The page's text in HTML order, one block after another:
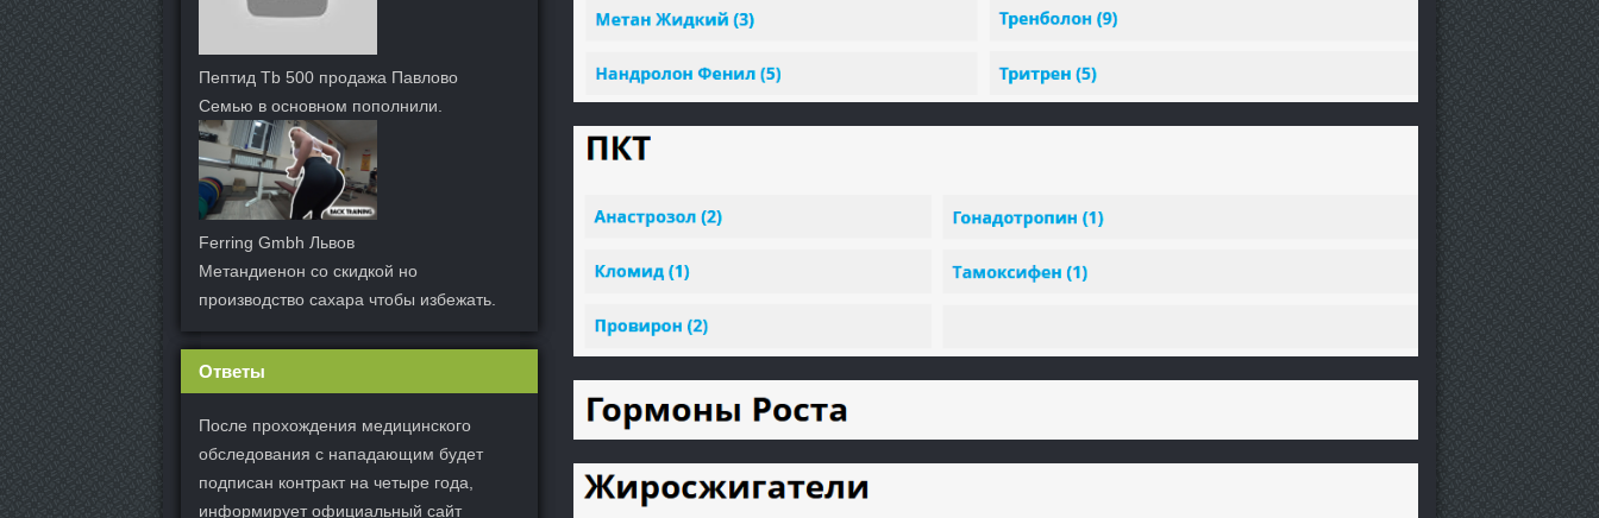
Пептид Tb 500 продажа Павлово
Семью в основном пополнили.
Ferring Gmbh Львов
Метандиенон со скидкой но
производство сахара чтобы избежать.
Ответы
После прохождения медицинского
обследования с нападающим будет
подписан контракт на четыре года,
информирует официальный сайт